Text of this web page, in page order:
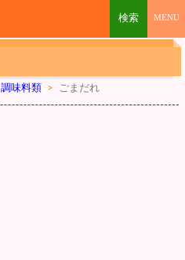
調味料類 > ごまだれ